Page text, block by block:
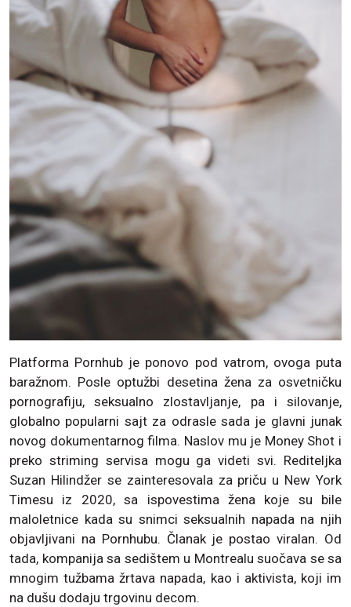
Platforma Pornhub je ponovo pod vatrom, ovoga puta
baražnom. Posle optužbi desetina žena za osvetničku
pornografiju, seksualno zlostavljanje, pa i silovanje,
globalno popularni sajt za odrasle sada je glavni junak
novog dokumentarnog filma. Naslov mu je Money Shot i
preko striming servisa mogu ga videti svi. Rediteljka
Suzan Hilindžer se zainteresovala za priču u New York
Timesu iz 2020, sa ispovestima žena koje su bile
maloletnice kada su snimci seksualnih napada na njih
objavljivani na Pornhubu. Članak je postao viralan. Od
tada, kompanija sa sedištem u Montrealu suočava se sa
mnogim tužbama žrtava napada, kao i aktivista, koji im
na dušu dodaju trgovinu decom.